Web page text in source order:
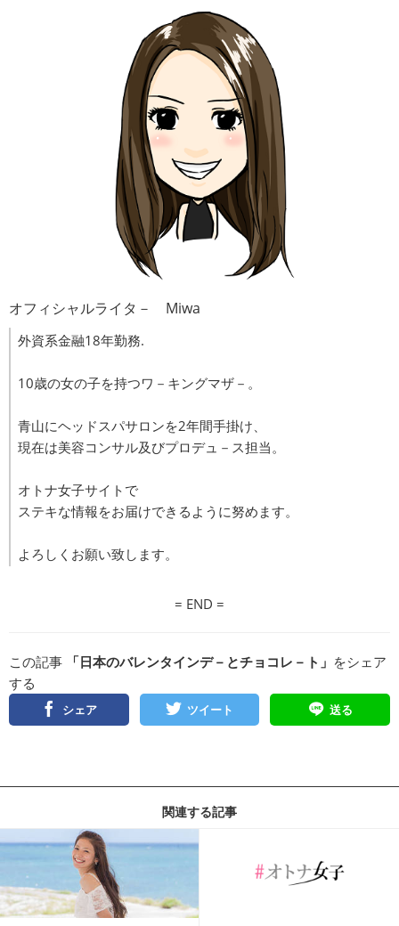
オフィシャルライタ－ Miwa
外資系金融18年勤務.
10歳の女の子を持つワ－キングマザ－。
青山にヘッドスパサロンを2年間手掛け、
現在は美容コンサル及びプロデュ－ス担当。
オトナ女子サイトで
ステキな情報をお届けできるように努めます。
よろしくお願い致します。
= END =
この記事 「日本のバレンタインデ－とチョコレ－ト」 をシェア
する
シェア ツイート 送る
関連する記事